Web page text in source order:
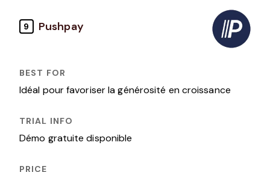
9 Pushpay
Idéal pour favoriser la générosité en croissance
Démo gratuite disponible